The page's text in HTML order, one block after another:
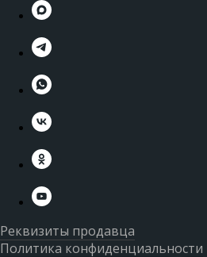
Реквизиты продавца
Политика конфиденциальности